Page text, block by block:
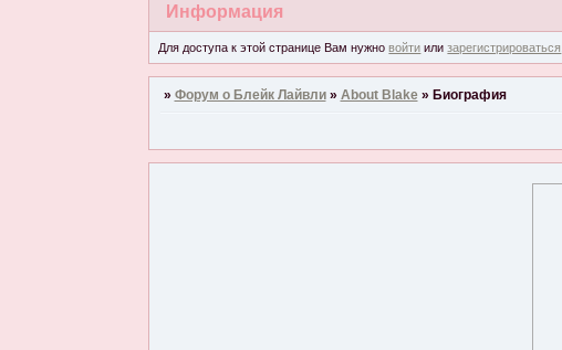
Информация
Для доступа к этой странице Вам нужновойти илизарегистрироваться
» Форум о Блейк Лайвли » About Blake » Биография